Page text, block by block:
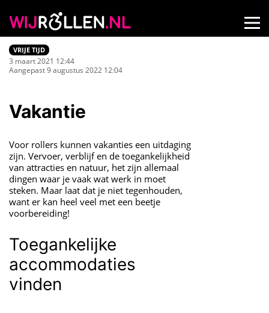
VRIJE TIJD
3 maart 2021 12:44
Aangepast 9 augustus 2022 12:04
Vakantie
Voor rollers kunnen vakanties een uitdaging
zijn. Vervoer, verblijf en de toegankelijkheid
van attracties en natuur, het zijn allemaal
dingen waar je vaak wat werk in moet
steken. Maar laat dat je niet tegenhouden,
want er kan heel veel met een beetje
voorbereiding!
Toegankelijke
accommodaties
vinden